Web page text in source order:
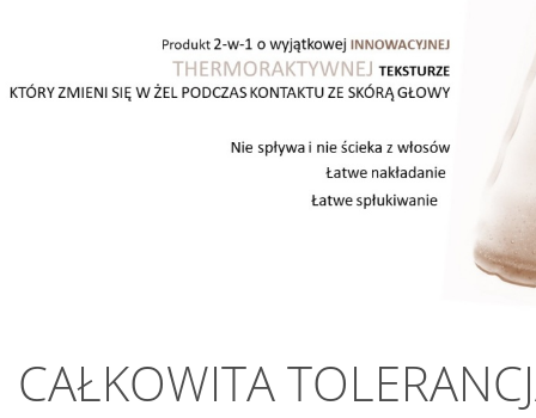
CAŁKOWITA